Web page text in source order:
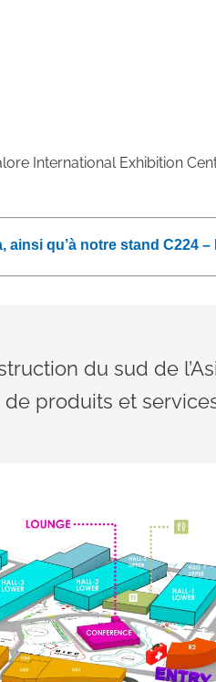
International Exhibition
qu’à notre stand C224 –
du sud de
produits et